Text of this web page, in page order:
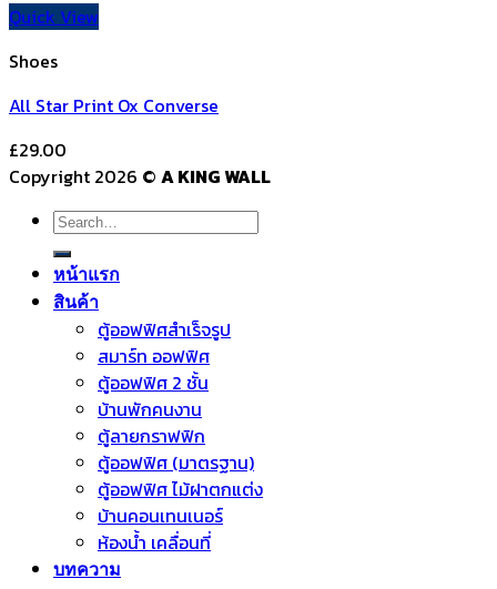
Quick View
Shoes
All Star Print Ox Converse
£29.00
Copyright 2026 © A KING WALL
Search
for:
หน้าแรก
สินค้า
ตู้ออฟฟิศสำเร็จรูป
สมาร์ท ออฟฟิศ
ตู้ออฟฟิศ 2 ชั้น
บ้านพักคนงาน
ตู้ลายกราฟฟิก
ตู้ออฟฟิศ (มาตรฐาน)
ตู้ออฟฟิศ ไม้ฝาตกแต่ง
บ้านคอนเทนเนอร์
ห้องน้ำ เคลื่อนที่
บทความ